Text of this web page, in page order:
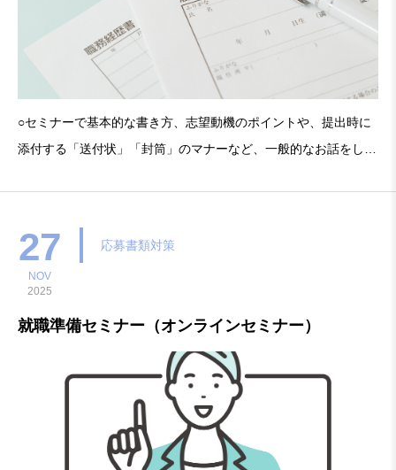
○セミナーで基本的な書き方、志望動機のポイントや、提出時に
添付する「送付状」「封筒」のマナーなど、一般的なお話をしま
歴書を仕上げましょう。開催日時：2026年（令和8年）2月
27
NOV
2025
応募書類対策
就職準備セミナー（オンラインセミナー）